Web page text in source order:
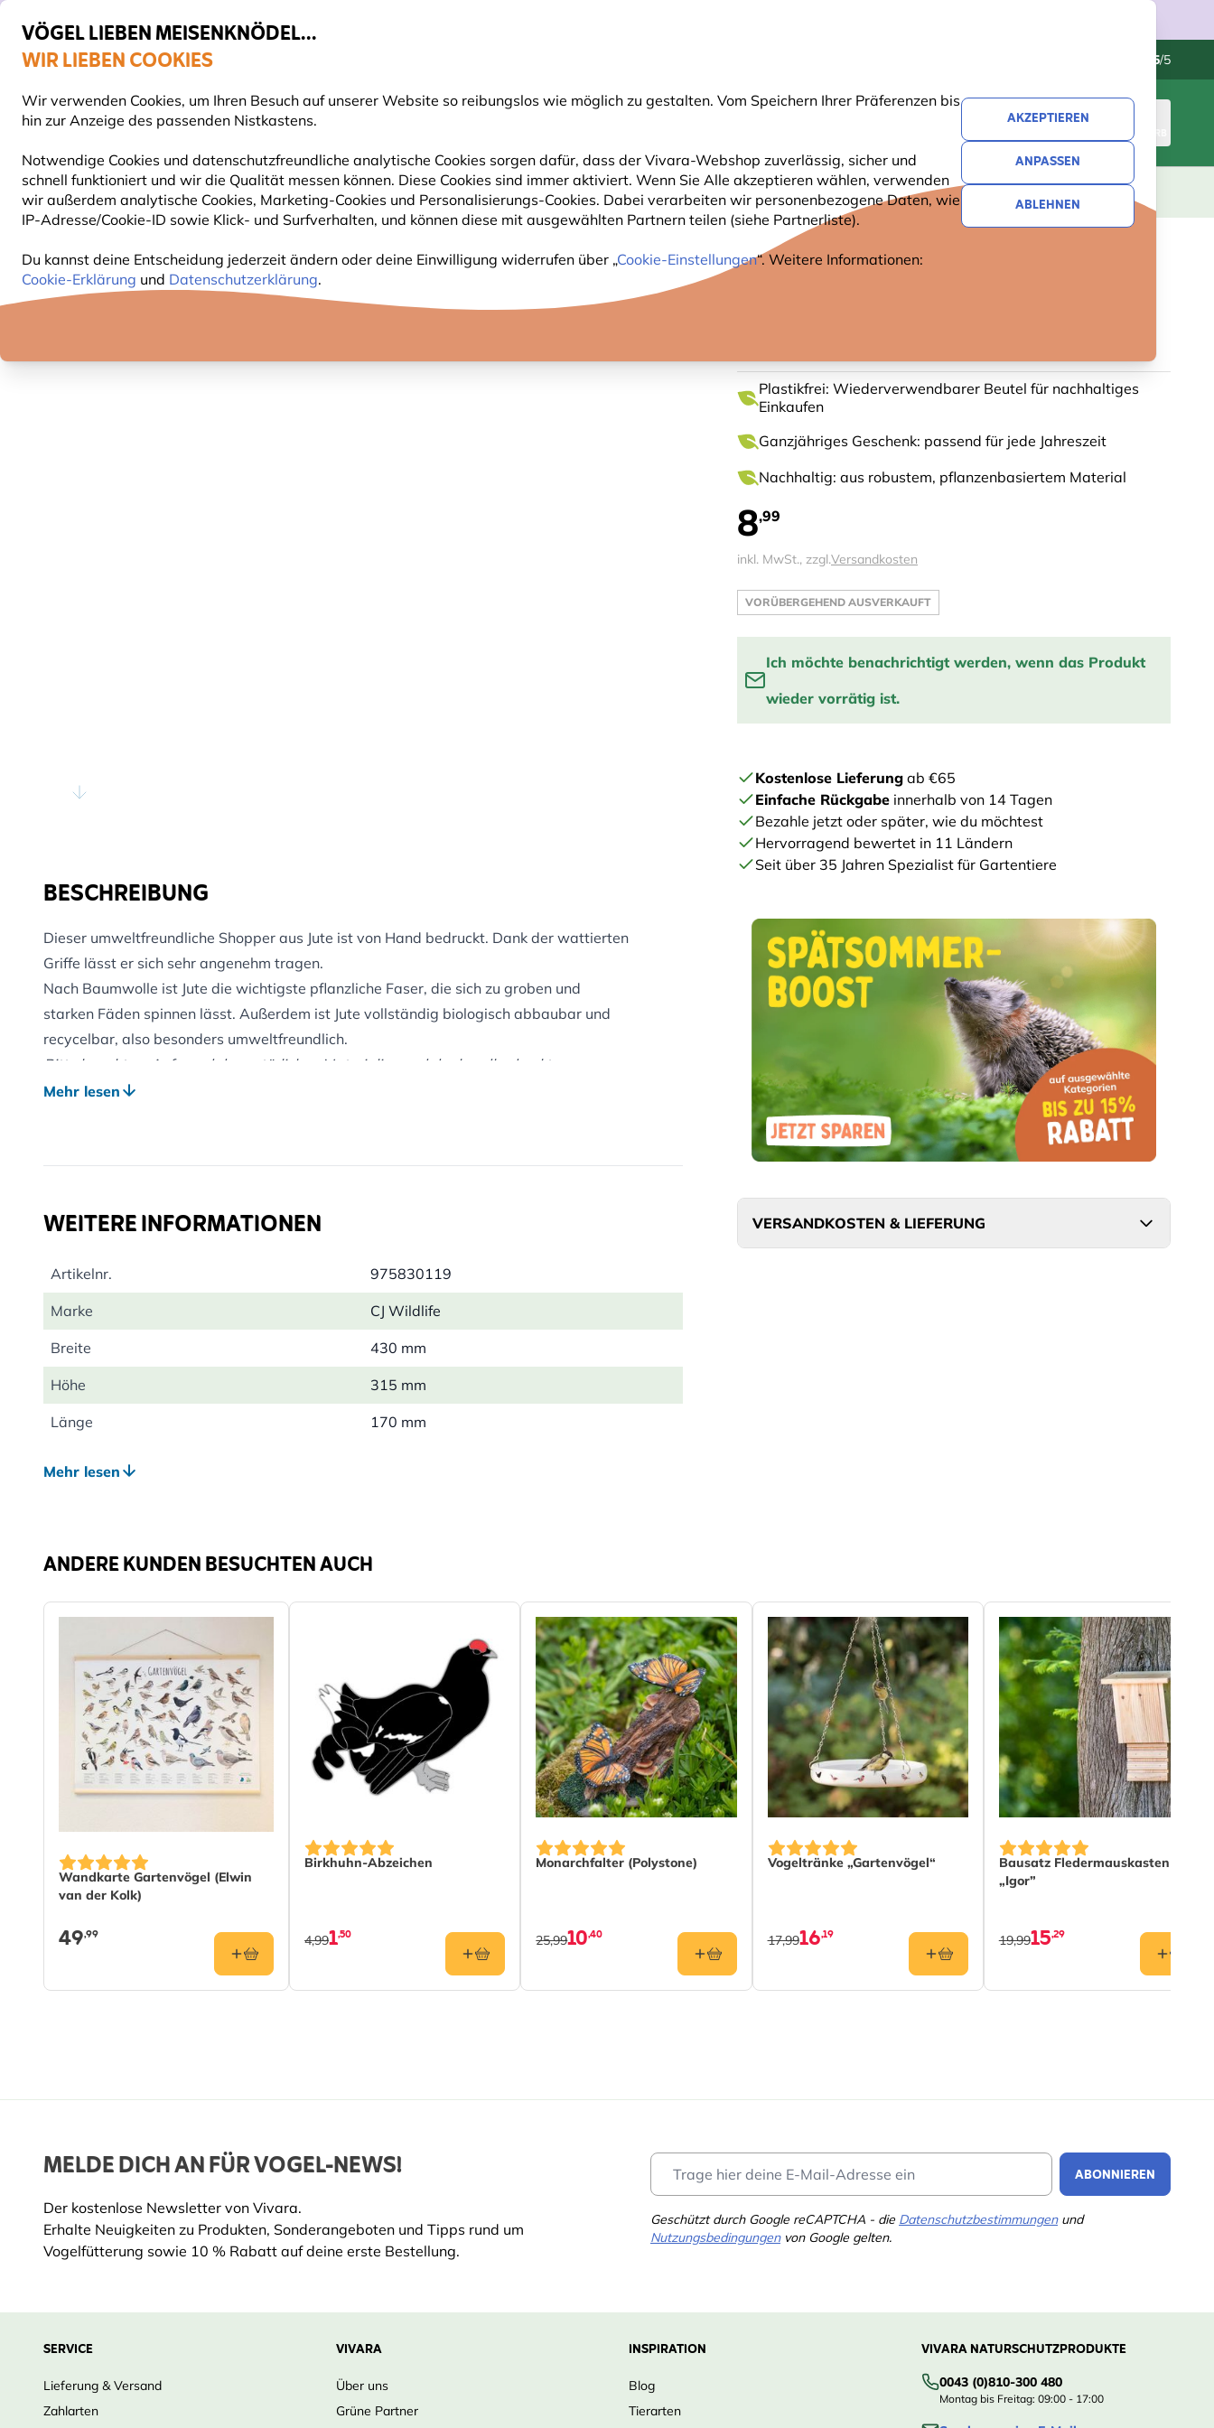
VÖGEL LIEBEN MEISENKNÖDEL...
WIR LIEBEN COOKIES
Wir verwenden Cookies, um Ihren Besuch auf unserer Website so reibungslos wie möglich zu gestalten. Vom Speichern Ihrer Präferenzen bis
hin zur Anzeige des passenden Nistkastens.
Notwendige Cookies und datenschutzfreundliche analytische Cookies sorgen dafür, dass der Vivara-Webshop zuverlässig, sicher und
schnell funktioniert und wir die Qualität messen können. Diese Cookies sind immer aktiviert. Wenn Sie Alle akzeptieren wählen, verwenden
wir außerdem analytische Cookies, Marketing-Cookies und Personalisierungs-Cookies. Dabei verarbeiten wir personenbezogene Daten, wie
IP-Adresse/Cookie-ID sowie Klick- und Surfverhalten, und können diese mit ausgewählten Partnern teilen (siehe Partnerliste).
Du kannst deine Entscheidung jederzeit ändern oder deine Einwilligung widerrufen über „Cookie-Einstellungen“. Weitere Informationen:
Cookie-Erklärung und Datenschutzerklärung.
AKZEPTIEREN
ANPASSEN
ABLEHNEN
Gratis Versand ab 65 € 4.5/5
Suche
WARENKORB
VOGELFUTTER FUTTERHÄUSER NISTKÄSTEN GARTENTIERE PFLANZEN NATURBEOBACHTUNG GESCHENKE NEUHEITEN ANGEBOTE
Plastikfrei: Wiederverwendbarer Beutel für nachhaltiges
Einkaufen
Ganzjähriges Geschenk: passend für jede Jahreszeit
Nachhaltig: aus robustem, pflanzenbasiertem Material
8,99
inkl. MwSt., zzgl.Versandkosten
VORÜBERGEHEND AUSVERKAUFT
Ich möchte benachrichtigt werden, wenn das Produkt
wieder vorrätig ist.
Kostenlose Lieferung ab €65
Einfache Rückgabe innerhalb von 14 Tagen
Bezahle jetzt oder später, wie du möchtest
Hervorragend bewertet in 11 Ländern
Seit über 35 Jahren Spezialist für Gartentiere
VERSANDKOSTEN & LIEFERUNG
BESCHREIBUNG
Dieser umweltfreundliche Shopper aus Jute ist von Hand bedruckt. Dank der wattierten
Griffe lässt er sich sehr angenehm tragen.
Nach Baumwolle ist Jute die wichtigste pflanzliche Faser, die sich zu groben und
starken Fäden spinnen lässt. Außerdem ist Jute vollständig biologisch abbaubar und
recycelbar, also besonders umweltfreundlich.
Bitte beachten: Aufgrund der natürlichen Materialien und der handbedruckten
Oberfläche können Farbe und Farbton leicht variieren.
Mehr lesen
WEITERE INFORMATIONEN
Artikelnr. 975830119
Marke CJ Wildlife
Breite 430 mm
Höhe 315 mm
Länge 170 mm
Mehr lesen
ANDERE KUNDEN BESUCHTEN AUCH
Wandkarte Gartenvögel (Elwin
van der Kolk)
49,99
Birkhuhn-Abzeichen
1,50
4,99
Monarchfalter (Polystone)
10,40
25,99
Vogeltränke „Gartenvögel“
16,19
17,99
Bausatz Fledermauskasten
„Igor”
15,29
19,99
MELDE DICH AN FÜR VOGEL-NEWS!
Der kostenlose Newsletter von Vivara.
Erhalte Neuigkeiten zu Produkten, Sonderangeboten und Tipps rund um
Vogelfütterung sowie 10 % Rabatt auf deine erste Bestellung.
ABONNIEREN
Geschützt durch Google reCAPTCHA - die Datenschutzbestimmungenund
Nutzungsbedingungenvon Google gelten.
SERVICE
Lieferung & Versand
Zahlarten
VIVARA
Über uns
Grüne Partner
INSPIRATION
Blog
Tierarten
VIVARA NATURSCHUTZPRODUKTE
0043 (0)810-300 480
Montag bis Freitag: 09:00 - 17:00